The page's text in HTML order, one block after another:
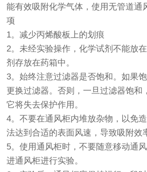
能有效吸附化学气体，使用无管道通
项
1。减少丙烯酸板上的划痕
2。未经实验操作，化学试剂不能放
剂存放在药箱中。
3。始终注意过滤器是否饱和。如果
更换过滤器。否则，一旦过滤器饱和
它将失去保护作用。
4。不要在通风柜内堆放杂物，以免
法达到合适的表面风速，导致吸附效
5。使用通风柜时，不要随意移动通
进通风柜进行实验。